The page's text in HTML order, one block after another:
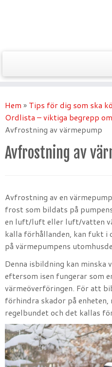
Hem » Tips för dig som ska
Ordlista – viktiga begrepp
Avfrostning av värmepump
Avfrostning av
Avfrostning av en
frost som bildats på
en luft/luft eller luft/vatten
kalla förhållanden, kan fukt i
på värmepumpens
Denna isbildning kan
eftersom isen fungerar som
värmeöverföringen. För att
förhindra skador på
regelbundet och det kallas